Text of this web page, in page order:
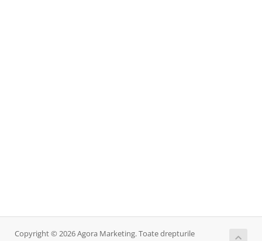
Copyright © 2026 Agora Marketing. Toate drepturile